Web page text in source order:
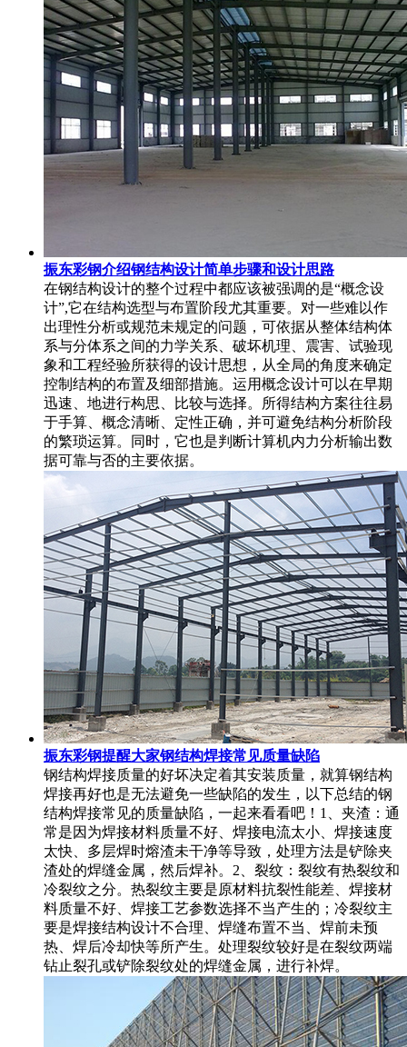
振东彩钢介绍钢结构设计简单步骤和设计思路
在钢结构设计的整个过程中都应该被强调的是“概念设
计”,它在结构选型与布置阶段尤其重要。对一些难以作
出理性分析或规范未规定的问题，可依据从整体结构体
系与分体系之间的力学关系、破坏机理、震害、试验现
象和工程经验所获得的设计思想，从全局的角度来确定
控制结构的布置及细部措施。运用概念设计可以在早期
迅速、地进行构思、比较与选择。所得结构方案往往易
于手算、概念清晰、定性正确，并可避免结构分析阶段
的繁琐运算。同时，它也是判断计算机内力分析输出数
据可靠与否的主要依据。
振东彩钢提醒大家钢结构焊接常见质量缺陷
钢结构焊接质量的好坏决定着其安装质量，就算钢结构
焊接再好也是无法避免一些缺陷的发生，以下总结的钢
结构焊接常见的质量缺陷，一起来看看吧！1、夹渣：通
常是因为焊接材料质量不好、焊接电流太小、焊接速度
太快、多层焊时熔渣未干净等导致，处理方法是铲除夹
渣处的焊缝金属，然后焊补。2、裂纹：裂纹有热裂纹和
冷裂纹之分。热裂纹主要是原材料抗裂性能差、焊接材
料质量不好、焊接工艺参数选择不当产生的；冷裂纹主
要是焊接结构设计不合理、焊缝布置不当、焊前未预
热、焊后冷却快等所产生。处理裂纹较好是在裂纹两端
钻止裂孔或铲除裂纹处的焊缝金属，进行补焊。